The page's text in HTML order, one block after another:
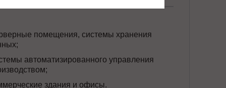
помещения, системы хранения
автоматизированного управления
здания и офисы.